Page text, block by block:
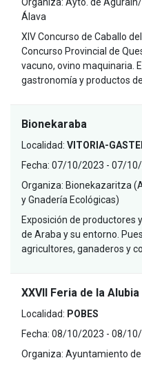
Álava
XIV Concurso de Caballo
Concurso Provincial de
vacuno, ovino maquinaria.
gastronomía y productos
Bionekaraba
Localidad: VITORIA-
Fecha: 07/10/2023 - 07/
Organiza: Bionekazaritza
y Gnadería Ecológicas)
Exposición de productores
de Araba y su entorno.
agricultores, ganaderos y
XXVII Feria de la
Localidad: POBES
Fecha: 08/10/2023 - 08/
Organiza: Ayuntamiento